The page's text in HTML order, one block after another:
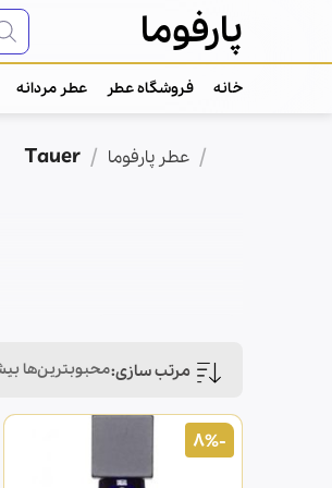
content
پارفوما
خانه فروشگاه عطر عطر مردانه
/ عطر پارفوما /
Tauer
عطر ادکلن تاویر
کشور
محبوبترین‌ها
-8%